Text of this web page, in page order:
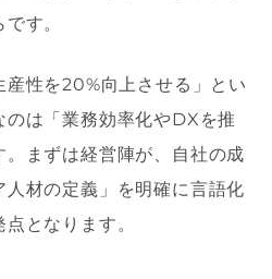
す。
性を20%向上させる」とい
のは「業務効率化やDXを推
まずは経営陣が、自社の成
材の定義」を明確に言語化
となります。